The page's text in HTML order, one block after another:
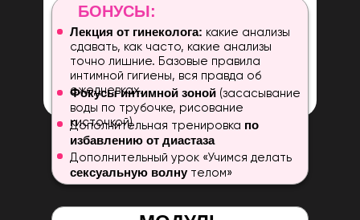
БОНУСЫ:
Лекция от гинеколога: какие анализы
сдавать, как часто, какие анализы
точно лишние. Базовые правила
интимной гигиены, вся правда об
ежедневках.
Фокусы интимной зоной (засасывание
воды по трубочке, рисование
кисточкой)
Дополнительная тренировка по
избавлению от диастаза
Дополнительный урок «Учимся делать
сексуальную волнутелом»